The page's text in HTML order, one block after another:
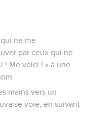
ne me
par ceux qui ne
! Me voici ! » à une
mains vers un
voie, en suivant